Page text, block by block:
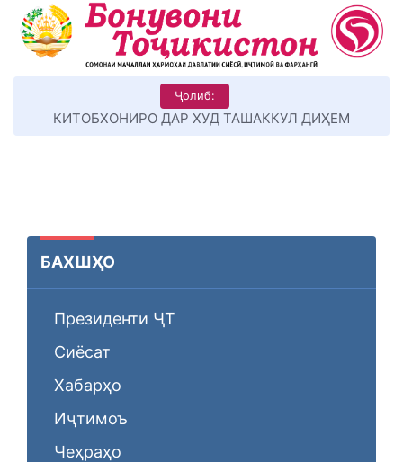
Ҷолиб:
КИТОБХОНИРО ДАР ХУД ТАШАККУЛ ДИҲЕМ
БАХШҲО
Президенти ҶТ
Сиёсат
Хабарҳо
Иҷтимоъ
Чеҳраҳо